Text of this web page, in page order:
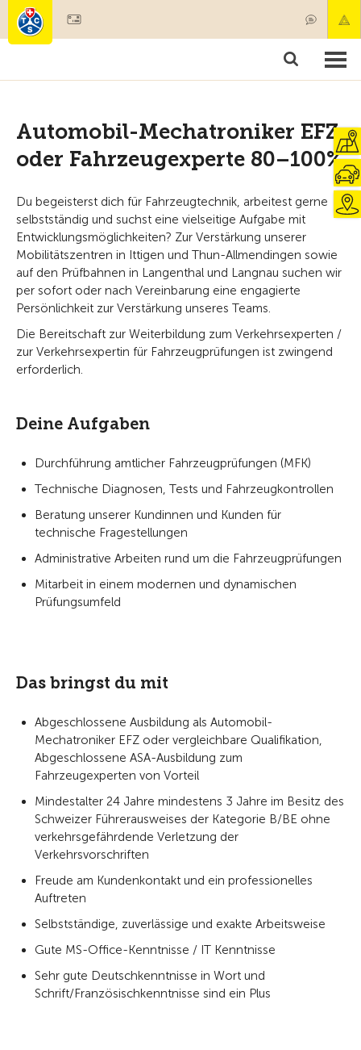
Membres & prestations
Automobil-Mechatroniker EFZ
oder Fahrzeugexperte 80–100%
Du begeisterst dich für Fahrzeugtechnik, arbeitest gerne
selbstständig und suchst eine vielseitige Aufgabe mit
Entwicklungsmöglichkeiten? Zur Verstärkung unserer
Mobilitätszentren in Ittigen und Thun-Allmendingen sowie
auf den Prüfbahnen in Langenthal und Langnau suchen wir
per sofort oder nach Vereinbarung eine engagierte
Persönlichkeit zur Verstärkung unseres Teams.
Die Bereitschaft zur Weiterbildung zum Verkehrsexperten /
zur Verkehrsexpertin für Fahrzeugprüfungen ist zwingend
erforderlich.
Deine Aufgaben
Durchführung amtlicher Fahrzeugprüfungen (MFK)
Technische Diagnosen, Tests und Fahrzeugkontrollen
Beratung unserer Kundinnen und Kunden für
technische Fragestellungen
Administrative Arbeiten rund um die Fahrzeugprüfungen
Mitarbeit in einem modernen und dynamischen
Prüfungsumfeld
Das bringst du mit
Abgeschlossene Ausbildung als Automobil-
Mechatroniker EFZ oder vergleichbare Qualifikation,
Abgeschlossene ASA-Ausbildung zum
Fahrzeugexperten von Vorteil
Mindestalter 24 Jahre mindestens 3 Jahre im Besitz des
Schweizer Führerausweises der Kategorie B/BE ohne
verkehrsgefährdende Verletzung der
Verkehrsvorschriften
Freude am Kundenkontakt und ein professionelles
Auftreten
Selbstständige, zuverlässige und exakte Arbeitsweise
Gute MS-Office-Kenntnisse / IT Kenntnisse
Sehr gute Deutschkenntnisse in Wort und
Schrift/Französischkenntnisse sind ein Plus